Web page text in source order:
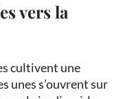
vers la
cultivent une
unes s’ouvrent sur